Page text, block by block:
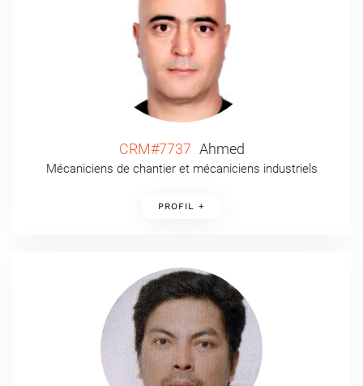
CRM#7737 Ahmed
Mécaniciens de chantier et mécaniciens industriels
PROFIL +